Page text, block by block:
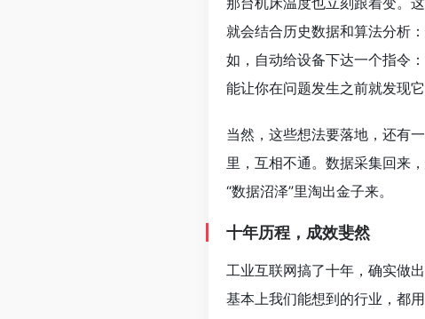
就会结合历史数据和算法分析
如，自动给设备下达一个指令
能让你在问题发生之前就发现它
当然，这些想法要落地，还有
里，互相不通。数据采集回来
“数据沼泽”里淘出金子来。
十年历程，成效斐然
工业互联网搞了十年，确实做
基本上我们能想到的行业，都用